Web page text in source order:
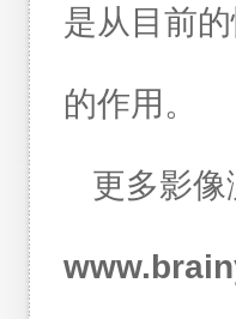
是从目前
的作用。
更多影